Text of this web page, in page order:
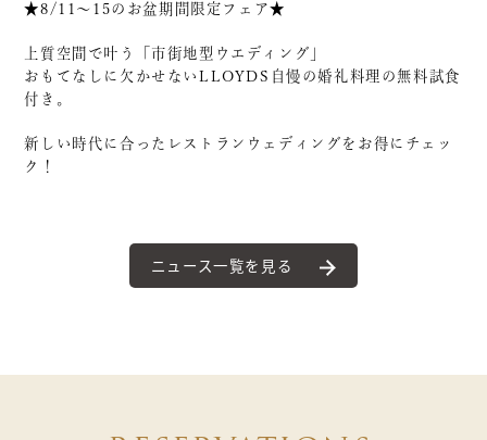
★8/11～15のお盆期間限定フェア★
上質空間で叶う「市街地型ウエディング」
おもてなしに欠かせないLLOYDS自慢の婚礼料理の無料試食
付き。
新しい時代に合ったレストランウェディングをお得にチェッ
ク！
ニュース一覧を見る